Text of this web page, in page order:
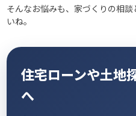
そんなお悩みも、家づくりの相
いね。
住宅ローンや土地
へ